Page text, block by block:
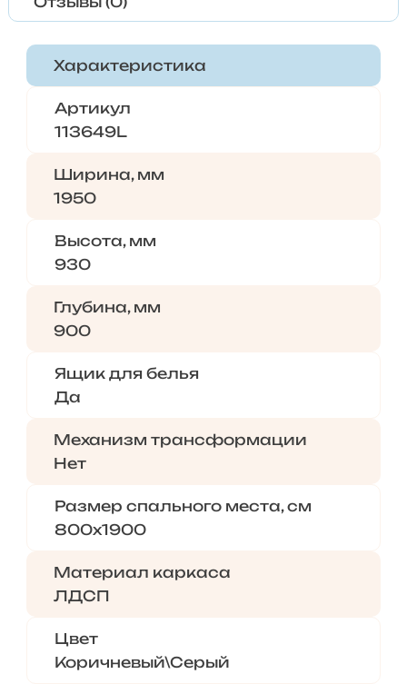
Характеристика
Артикул
113649L
Ширина, мм
1950
Высота, мм
930
Глубина, мм
900
Ящик для белья
Да
Механизм трансформации
Нет
Размер спального места, см
800х1900
Материал каркаса
ЛДСП
Цвет
Коричневый\Серый